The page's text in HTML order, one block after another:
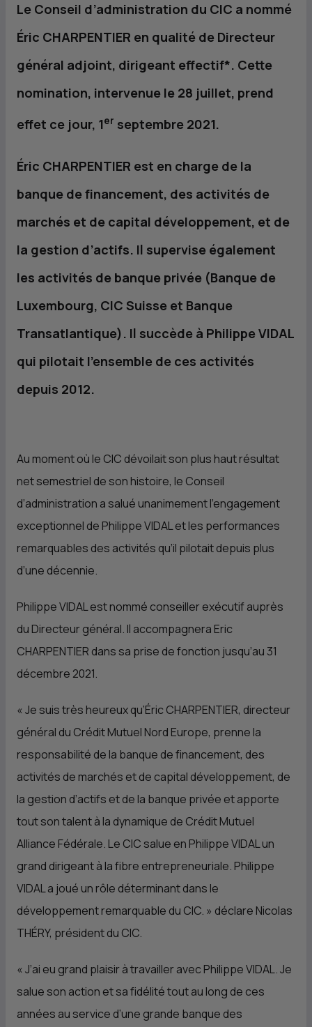
Le Conseil d’administration du CIC a nommé
Éric CHARPENTIER en qualité de Directeur
général adjoint, dirigeant effectif*. Cette
nomination, intervenue le 28 juillet, prend
effet ce jour, 1er septembre 2021.
Éric CHARPENTIER est en charge de la
banque de financement, des activités de
marchés et de capital développement, et de
la gestion d’actifs. Il supervise également
les activités de banque privée (Banque de
Luxembourg, CIC Suisse et Banque
Transatlantique). Il succède à Philippe VIDAL
qui pilotait l’ensemble de ces activités
depuis 2012.
Au moment où le CIC dévoilait son plus haut résultat
net semestriel de son histoire, le Conseil
d’administration a salué unanimement l’engagement
exceptionnel de Philippe VIDAL et les performances
remarquables des activités qu’il pilotait depuis plus
d’une décennie.
Philippe VIDAL est nommé conseiller exécutif auprès
du Directeur général. Il accompagnera Eric
CHARPENTIER dans sa prise de fonction jusqu’au 31
décembre 2021.
«Je suis très heureux qu’Éric CHARPENTIER, directeur
général du Crédit Mutuel Nord Europe, prenne la
responsabilité de la banque de financement, des
activités de marchés et de capital développement, de
la gestion d’actifs et de la banque privée et apporte
tout son talent à la dynamique de Crédit Mutuel
Alliance Fédérale. Le CIC salue en Philippe VIDAL un
grand dirigeant à la fibre entrepreneuriale. Philippe
VIDAL a joué un rôle déterminant dans le
développement remarquable du CIC. » déclare Nicolas
THÉRY, président du CIC.
«J’ai eu grand plaisir à travailler avec Philippe VIDAL. Je
salue son action et sa fidélité tout au long de ces
années au service d’une grande banque des